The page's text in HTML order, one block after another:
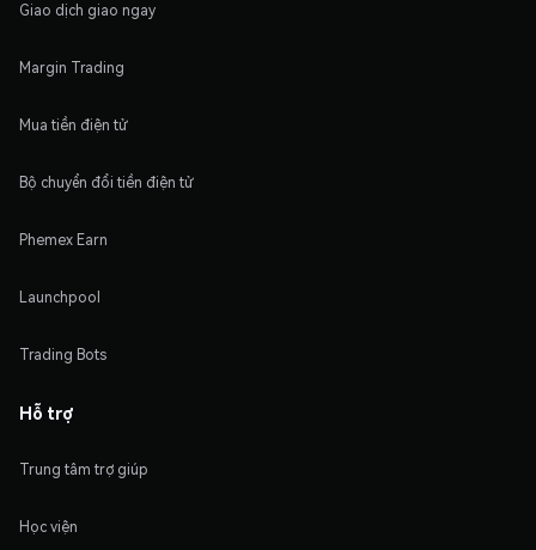
Giao dịch giao ngay
Margin Trading
Mua tiền điện tử
Bộ chuyển đổi tiền điện tử
Phemex Earn
Launchpool
Trading Bots
Hỗ trợ
Trung tâm trợ giúp
Học viện